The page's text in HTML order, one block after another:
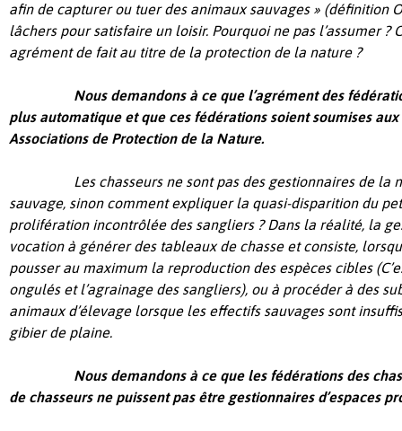
afin de capturer ou tuer des animaux sauvages » (définition
lâchers pour satisfaire un loisir. Pourquoi ne pas l’assumer ?
agrément de fait au titre de la protection de la nature ?
Nous demandons à ce que l’agrément des
plus automatique et que ces fédérations soient soumises
Associations de Protection de la Nature.
Les chasseurs ne sont pas des gestionnaires de la
sauvage, sinon comment expliquer la quasi-disparition du
prolifération incontrôlée des sangliers ? Dans la réalité, la
vocation à générer des tableaux de chasse et consiste,
pousser au maximum la reproduction des espèces cibles
ongulés et l’agrainage des sangliers), ou à procéder à des
animaux d’élevage lorsque les effectifs sauvages sont
gibier de plaine.
Nous demandons à ce que les fédérations des
de chasseurs ne puissent pas être gestionnaires d’espaces